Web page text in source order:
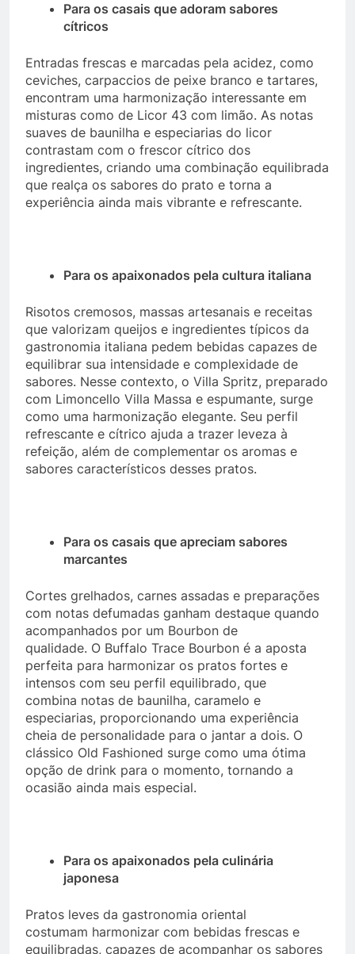
Para os casais que adoram sabores
cítricos
Entradas frescas e marcadas pela acidez, como
ceviches, carpaccios de peixe branco e tartares,
encontram uma harmonização interessante em
misturas como de Licor 43 com limão. As notas
suaves de baunilha e especiarias do licor
contrastam com o frescor cítrico dos
ingredientes, criando uma combinação equilibrada
que realça os sabores do prato e torna a
experiência ainda mais vibrante e refrescante.
Para os apaixonados pela cultura italiana
Risotos cremosos, massas artesanais e receitas
que valorizam queijos e ingredientes típicos da
gastronomia italiana pedem bebidas capazes de
equilibrar sua intensidade e complexidade de
sabores. Nesse contexto, o Villa Spritz, preparado
com Limoncello Villa Massa e espumante, surge
como uma harmonização elegante. Seu perfil
refrescante e cítrico ajuda a trazer leveza à
refeição, além de complementar os aromas e
sabores característicos desses pratos.
Para os casais que apreciam sabores
marcantes
Cortes grelhados, carnes assadas e preparações
com notas defumadas ganham destaque quando
acompanhados por um Bourbon de
qualidade. O Buffalo Trace Bourbon é a aposta
perfeita para harmonizar os pratos fortes e
intensos com seu perfil equilibrado, que
combina notas de baunilha, caramelo e
especiarias, proporcionando uma experiência
cheia de personalidade para o jantar a dois. O
clássico Old Fashioned surge como uma ótima
opção de drink para o momento, tornando a
ocasião ainda mais especial.
Para os apaixonados pela culinária
japonesa
Pratos leves da gastronomia oriental
costumam harmonizar com bebidas frescas e
equilibradas, capazes de acompanhar os sabores